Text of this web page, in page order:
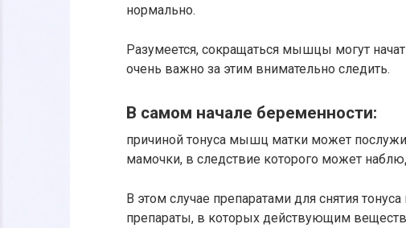
нормально.
Разумеется, сокращаться мышцы могут
очень важно за этим внимательно следить.
В самом начале беременности:
причиной тонуса мышц матки может
мамочки, в следствие которого может
В этом случае препаратами для снятия
препараты, в которых действующим